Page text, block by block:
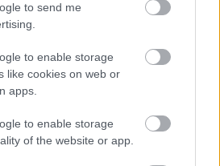
to send me
to enable storage
like cookies on web or
apps.
to enable storage
of the website or app.
mérlege az ukrán-